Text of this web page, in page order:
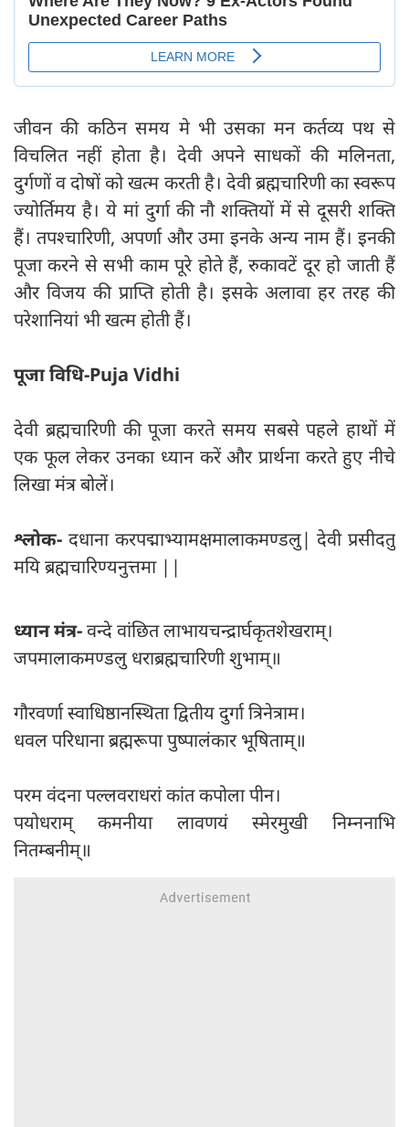
जीवन की कठिन समय मे भी उसका मन कर्तव्य पथ से
विचलित नहीं होता है। देवी अपने साधकों की मलिनता,
दुर्गणों व दोषों को खत्म करती है। देवी ब्रह्मचारिणी का स्वरूप
ज्योर्तिमय है। ये मां दुर्गा की नौ शक्तियों में से दूसरी शक्ति
हैं। तपश्चारिणी, अपर्णा और उमा इनके अन्य नाम हैं। इनकी
पूजा करने से सभी काम पूरे होते हैं, रुकावटें दूर हो जाती हैं
और विजय की प्राप्ति होती है। इसके अलावा हर तरह की
परेशानियां भी खत्म होती हैं।
पूजा विधि-Puja Vidhi
देवी ब्रह्मचारिणी की पूजा करते समय सबसे पहले हाथों में
एक फूल लेकर उनका ध्यान करें और प्रार्थना करते हुए नीचे
लिखा मंत्र बोलें।
श्लोक- दधाना करपद्माभ्यामक्षमालाकमण्डलु| देवी प्रसीदतु
मयि ब्रह्मचारिण्यनुत्तमा ||
ध्यान मंत्र-वन्दे वांछित लाभायचन्द्रार्घकृतशेखराम्।
जपमालाकमण्डलु धराब्रह्मचारिणी शुभाम्॥
गौरवर्णा स्वाधिष्ठानस्थिता द्वितीय दुर्गा त्रिनेत्राम।
धवल परिधाना ब्रह्मरूपा पुष्पालंकार भूषिताम्॥
परम वंदना पल्लवराधरां कांत कपोला पीन।
पयोधराम् कमनीया लावणयं स्मेरमुखी निम्ननाभि
नितम्बनीम्॥